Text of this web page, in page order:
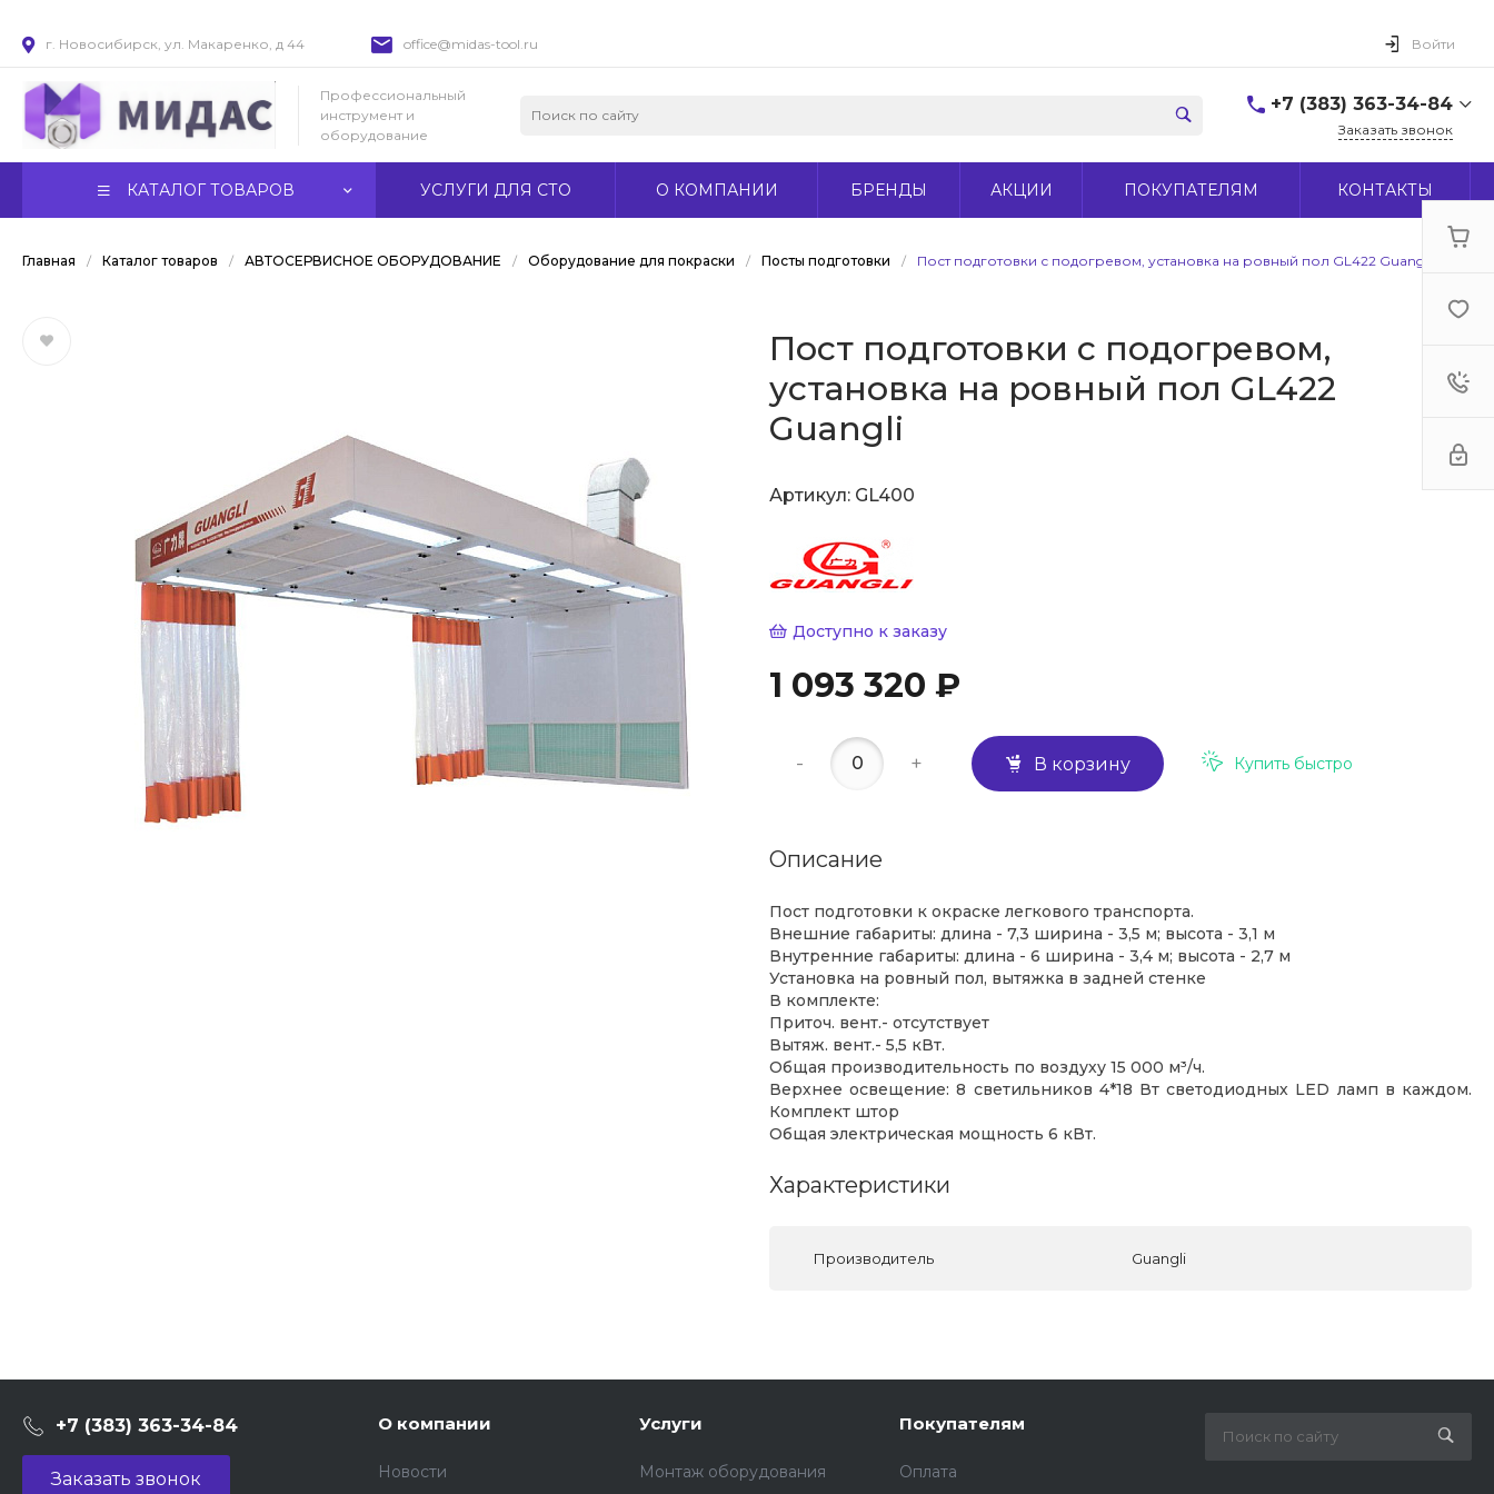
г. Новосибирск, ул. Макаренко, д 44 office@midas-tool.ru Войти
Профессиональный
инструмент и
оборудование
+7 (383) 363-34-84
г. Новосибирск, ул.
Заказать звонок
КАТАЛОГ ТОВАРОВ УСЛУГИ ДЛЯ СТО О КОМПАНИИ БРЕНДЫ АКЦИИ ПОКУПАТЕЛЯМ КОНТАКТЫ
Главная / Каталог товаров / АВТОСЕРВИСНОЕ ОБОРУДОВАНИЕ / Оборудование для покраски / Посты подготовки / Пост подготовки с подогревом, установка на ровный пол GL422 Guangli
Пост подготовки с подогревом,
установка на ровный пол GL422
Guangli
Артикул: GL400
Доступно к заказу
1 093 320 ₽
- + В корзину Купить быстро
Описание
Пост подготовки к окраске легкового транспорта.
Внешние габариты: длина - 7,3 ширина - 3,5 м; высота - 3,1 м
Внутренние габариты: длина - 6 ширина - 3,4 м; высота - 2,7 м
Установка на ровный пол, вытяжка в задней стенке
В комплекте:
Приточ. вент.- отсутствует
Вытяж. вент.- 5,5 кВт.
Общая производительность по воздуху 15 000 м³/ч.
Верхнее освещение: 8 светильников 4*18 Вт светодиодных LED ламп в каждом.
Комплект штор
Общая электрическая мощность 6 кВт.
Характеристики
Производитель Guangli
+7 (383) 363-34-84
Заказать звонок
О компании
Новости
Услуги
Монтаж оборудования
Покупателям
Оплата